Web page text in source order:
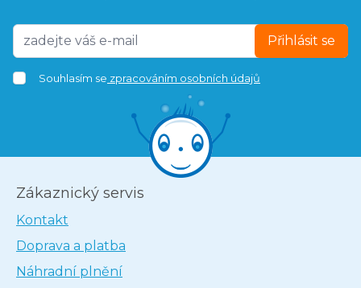
Přihlásit se
Souhlasím se zpracováním osobních údajů
Zákaznický servis
Kontakt
Doprava a platba
Náhradní plnění